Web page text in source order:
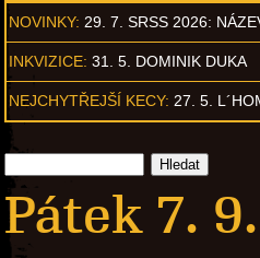
NOVINKY: 29. 7. SRSS 2026:
INKVIZICE: 31. 5. DOMINIK DUKA
NEJCHYTŘEJŠÍ KECY: 27. 5.
Pátek 7.